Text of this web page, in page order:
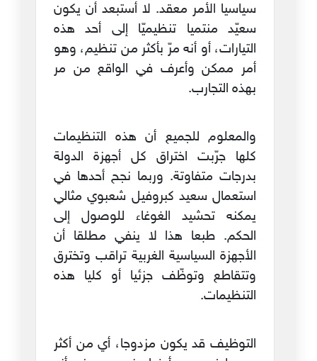
سياسيا الأمر معقد. لا أستبعد أن يكون
سعيّد منتميا تنظيميّا إلى أحد هذه
التيارات، أو أنه مرّ بأكثر من تنظيم، وهو
أمر ممكن وأعرف في الواقع من مر
بهذه التجارب.
والمعلوم للجميع أن هذه التنظيمات
كلها جرّبت اختراق كل أجهزة الدولة
بدرجات متفاوتة. وربما نجح أحدها في
استعمال سعيد كبروفيل شعبوي مثالي
يمكنه تحشيد الغوغاء للوصول إلى
الحكم. طبعا هذا لا ينفي مطلقا أن
الأجهزة السياسية الغربية تراقب وتخترق
وتتقاطع وتوظّف جزئيا أو كليا هذه
التنظيمات.
التوظيف قد يكون مزدوجا، أي من أكثر